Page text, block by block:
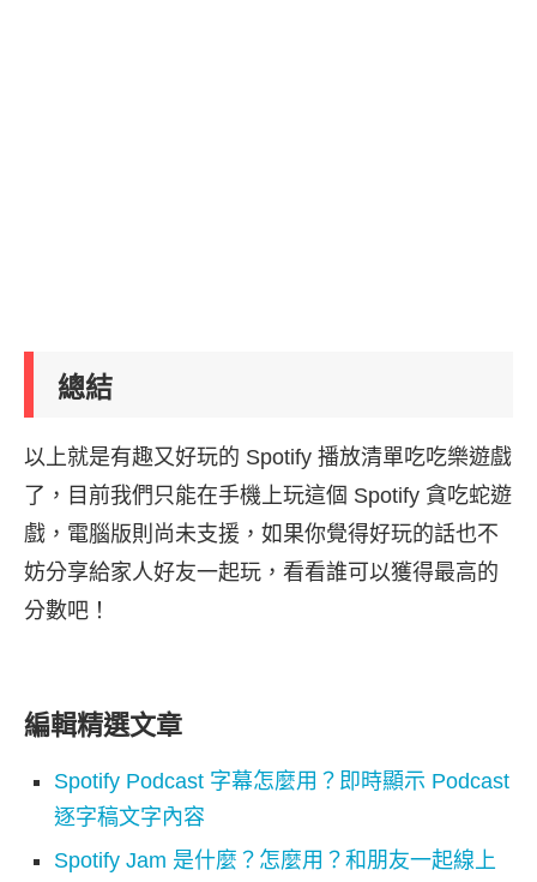
總結
以上就是有趣又好玩的 Spotify 播放清單吃吃樂遊戲
了，目前我們只能在手機上玩這個 Spotify 貪吃蛇遊
戲，電腦版則尚未支援，如果你覺得好玩的話也不
妨分享給家人好友一起玩，看看誰可以獲得最高的
分數吧！
編輯精選文章
Spotify Podcast 字幕怎麼用？即時顯示 Podcast
逐字稿文字內容
Spotify Jam 是什麼？怎麼用？和朋友一起線上